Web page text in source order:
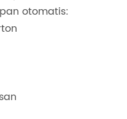
otomatis: